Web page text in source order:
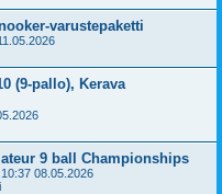
varustepaketti
(9-pallo), Kerava
9 ball Championships
10:37 08.05.2026